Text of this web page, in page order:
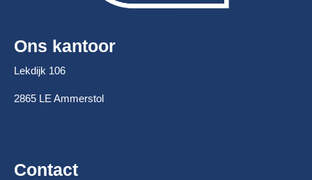
Ons kantoor
Lekdijk 106
2865 LE Ammerstol
Contact